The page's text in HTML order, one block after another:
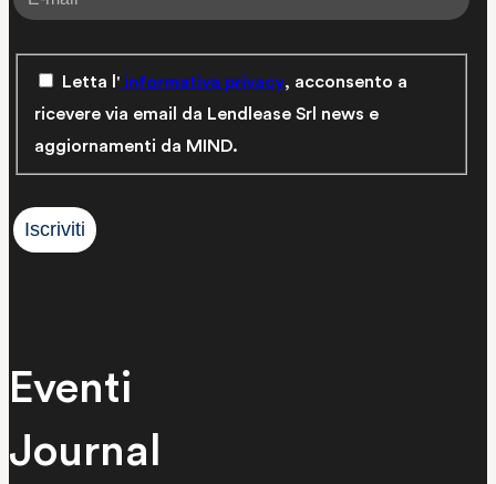
Letta l' informativa privacy, acconsento a
ricevere via email da Lendlease Srl news e
aggiornamenti da MIND.
Eventi
Journal